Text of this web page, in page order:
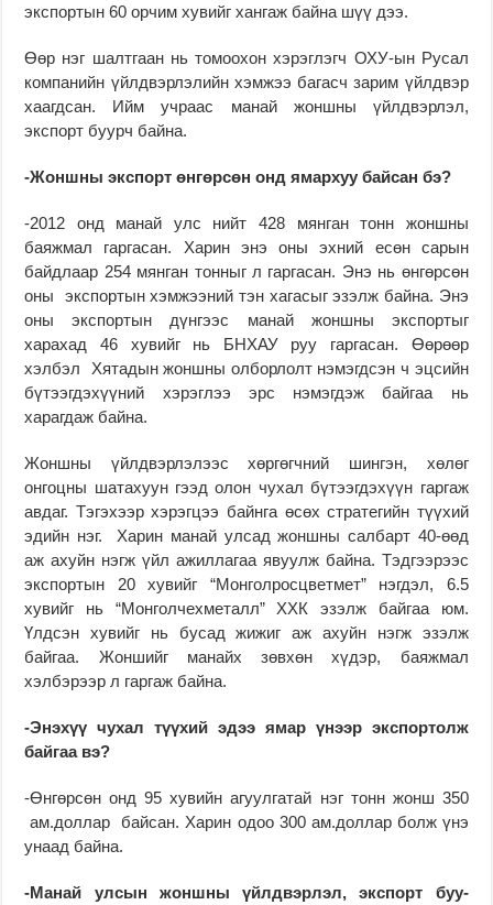
экспортын 60 орчим хувийг хангаж байна шүү дээ.
Өөр нэг шалтгаан нь то­моохон хэрэглэгч ОХУ-ын Русал
компанийн үйлд­вэрлэлийн хэмжээ багасч зарим үйлдвэр
хаагдсан. Ийм учраас ма­най жоншны үйлдвэрлэл,
экспорт буурч байна.
-Жоншны экспорт өн­гөрсөн онд ямархуу байсан бэ?
-2012 онд манай улс нийт 428 мянган тонн жоншны
баяжмал гаргасан. Харин энэ оны эхний есөн сарын
байдлаар 254 мянган тонныг л гаргасан. Энэ нь өнгөрсөн
оны экспортын хэмжээний тэн хагасыг эзэлж байна. Энэ
оны экспортын дүнгээс манай жоншны экспортыг
харахад 46 хувийг нь БНХАУ руу гаргасан. Өөрөөр
хэлбэл Хятадын жоншны олборлолт нэмэгдсэн ч эц­сийн
бүтээгдэхүүний хэ­рэглээ эрс нэмэгдэж байгаа нь
харагдаж байна.
Жоншны үйлдвэрлэлээс хөргөгчний шингэн, хөлөг
онгоцны шатахуун гээд олон чухал бүтээгдэхүүн гаргаж
авдаг. Тэгэхээр хэрэгцээ байн­га өсөх стратегийн түү­хий
эдийн нэг. Харин манай улсад жоншны салбарт 40-өөд
аж ахуйн нэгж үйл ажил­лагаа явуулж байна. Тэд­гээрээс
экспортын 20 ху­вийг “Монголросцветмет” нэгдэл, 6.5
хувийг нь “Монгол­чехметалл” ХХК эзэлж байгаа юм.
Үлдсэн хувийг нь бусад жижиг аж ахуйн нэгж эзэлж
байгаа. Жоншийг манайх зөвхөн хүдэр, баяжмал
хэлбэрээр л гаргаж байна.
-Энэхүү чухал түүхий эдээ ямар үнээр экспортолж
байгаа вэ?
-Өнгөрсөн онд 95 хувийн агуулгатай нэг тонн жонш 350
ам.доллар байсан. Ха­рин одоо 300 ам.доллар болж үнэ
унаад байна.
-Манай улсын жоншны үйлдвэрлэл, экспорт буу­